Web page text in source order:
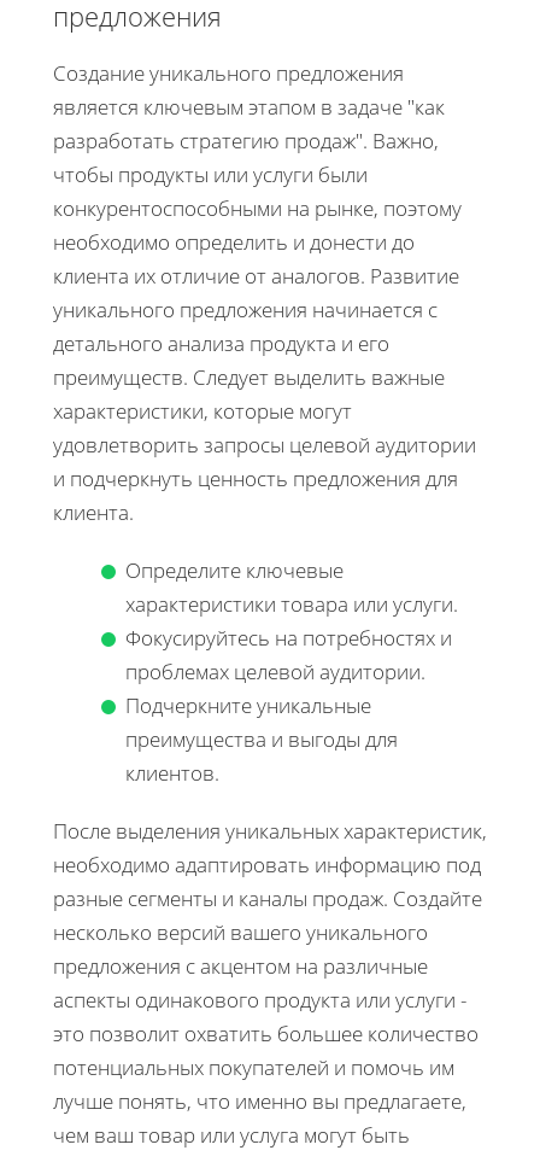
предложения
Создание уникального предложения
является ключевым этапом в задаче "как
разработать стратегию продаж". Важно,
чтобы продукты или услуги были
конкурентоспособными на рынке, поэтому
необходимо определить и донести до
клиента их отличие от аналогов. Развитие
уникального предложения начинается с
детального анализа продукта и его
преимуществ. Следует выделить важные
характеристики, которые могут
удовлетворить запросы целевой аудитории
и подчеркнуть ценность предложения для
клиента.
Определите ключевые
характеристики товара или услуги.
Фокусируйтесь на потребностях и
проблемах целевой аудитории.
Подчеркните уникальные
преимущества и выгоды для
клиентов.
После выделения уникальных характеристик,
необходимо адаптировать информацию под
разные сегменты и каналы продаж. Создайте
несколько версий вашего уникального
предложения с акцентом на различные
аспекты одинакового продукта или услуги -
это позволит охватить большее количество
потенциальных покупателей и помочь им
лучше понять, что именно вы предлагаете,
чем ваш товар или услуга могут быть